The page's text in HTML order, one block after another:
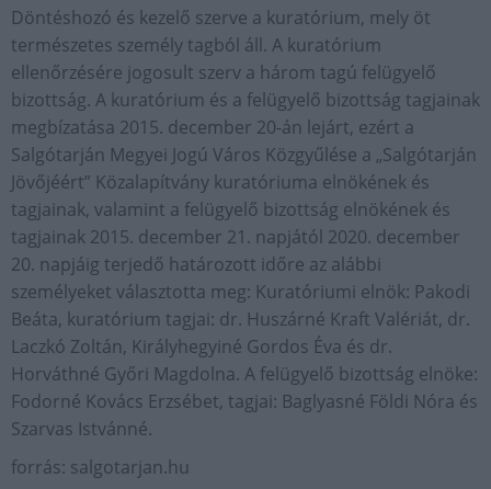
Döntéshozó és kezelő szerve a kuratórium, mely öt
természetes személy tagból áll. A kuratórium
ellenőrzésére jogosult szerv a három tagú felügyelő
bizottság. A kuratórium és a felügyelő bizottság tagjainak
megbízatása 2015. december 20-án lejárt, ezért a
Salgótarján Megyei Jogú Város Közgyűlése a „Salgótarján
Jövőjéért” Közalapítvány kuratóriuma elnökének és
tagjainak, valamint a felügyelő bizottság elnökének és
tagjainak 2015. december 21. napjától 2020. december
20. napjáig terjedő határozott időre az alábbi
személyeket választotta meg: Kuratóriumi elnök: Pakodi
Beáta, kuratórium tagjai: dr. Huszárné Kraft Valériát, dr.
Laczkó Zoltán, Királyhegyiné Gordos Éva és dr.
Horváthné Győri Magdolna. A felügyelő bizottság elnöke:
Fodorné Kovács Erzsébet, tagjai: Baglyasné Földi Nóra és
Szarvas Istvánné.
forrás: salgotarjan.hu